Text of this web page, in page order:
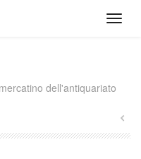
dell'antiquariato